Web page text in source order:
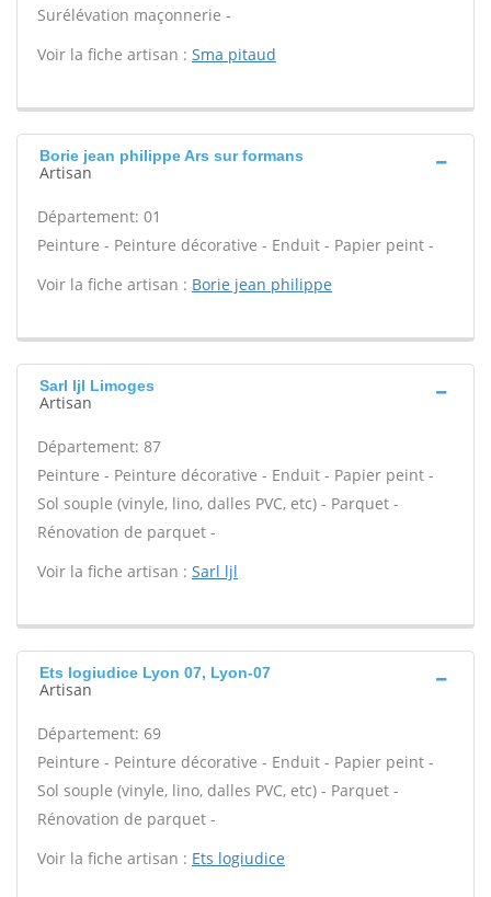
Surélévation maçonnerie -
Voir la fiche artisan : Sma pitaud
Borie jean philippe Ars sur formans
Artisan
Département: 01
Peinture - Peinture décorative - Enduit - Papier peint -
Voir la fiche artisan : Borie jean philippe
Sarl ljl Limoges
Artisan
Département: 87
Peinture - Peinture décorative - Enduit - Papier peint -
Sol souple (vinyle, lino, dalles PVC, etc) - Parquet -
Rénovation de parquet -
Voir la fiche artisan : Sarl ljl
Ets logiudice Lyon 07, Lyon-07
Artisan
Département: 69
Peinture - Peinture décorative - Enduit - Papier peint -
Sol souple (vinyle, lino, dalles PVC, etc) - Parquet -
Rénovation de parquet -
Voir la fiche artisan : Ets logiudice